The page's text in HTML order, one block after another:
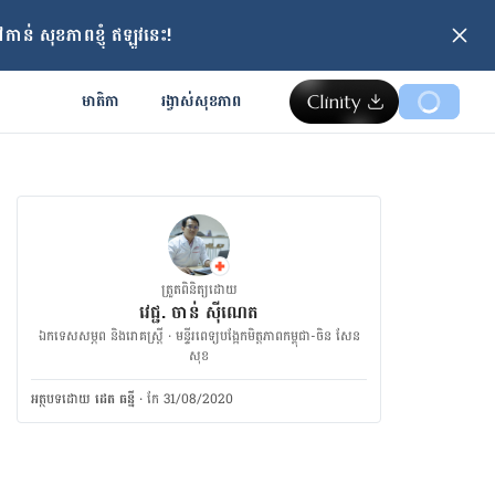
ន់ សុខភាពខ្ញុំ ឥឡូវនេះ!
មាតិកា រង្វាស់​សុខភាព
ត្រួតពិនិត្យដោយ
វេជ្ជ. ចាន់ ស៊ីណេត
ឯកទេសសម្ភព និងរោគស្ត្រី · ម​ន្ទីរពេទ្យបង្អែកមិត្តភាពកម្ពុជា-ចិន សែន
សុខ
អត្ថបទ​ដោយ ដេត ធន្នី ·កែ 31/08/2020